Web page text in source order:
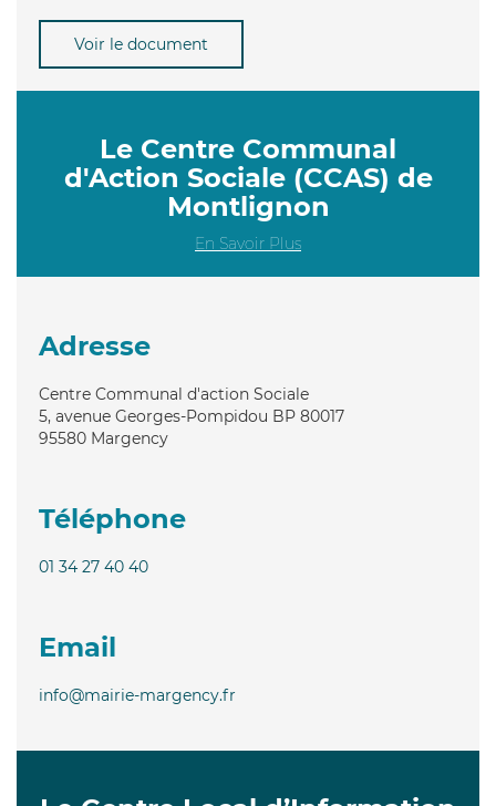
Voir le document
Le Centre Communal
d'Action Sociale (CCAS) de
Montlignon
En Savoir Plus
Adresse
Centre Communal d'action Sociale
5, avenue Georges-Pompidou BP 80017
95580 Margency
Téléphone
01 34 27 40 40
Email
info@mairie-margency.fr